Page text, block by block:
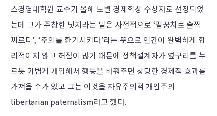
스경영대학원 교수가 올해 노벨 경제학상 수상자로 선정되었
는데 그가 주창한 넛지라는 말은 사전적으로 ‘팔꿈치로 슬쩍
찌르다’, ‘주의를 환기시키다’라는 뜻으로 인간이 완벽하게 합
리적이지 않고 허점이 많기 때문에 정책설계자가 옆구리를 누
르듯 가볍게 개입해서 행동을 바꿔주면 상당한 경제적 효과를
가져올 수가 있고 그는 이것을 자유주의적 개입주의
libertarian paternalism라고 했다.